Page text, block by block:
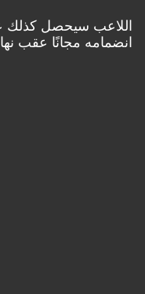
اللاعب سيحصل كذلك
انضمامه مجانًا عقب